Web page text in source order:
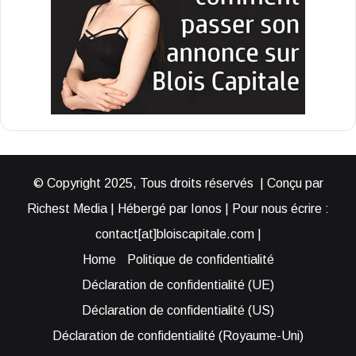
© Copyright 2025, Tous droits réservés | Conçu par
Richest Media | Hébergé par Ionos | Pour nous écrire :
contact[at]bloiscapitale.com |
Home
Politique de confidentialité
Déclaration de confidentialité (UE)
Déclaration de confidentialité (US)
Déclaration de confidentialité (Royaume-Uni)